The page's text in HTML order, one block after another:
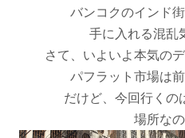
バンコクのインド
手に入れる混乱
さて、いよいよ本気の
パフラット市場は
だけど、今回行くの
場所なの